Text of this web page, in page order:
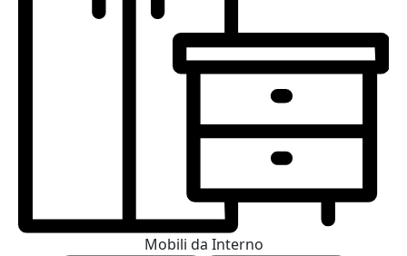
Mobili da Interno